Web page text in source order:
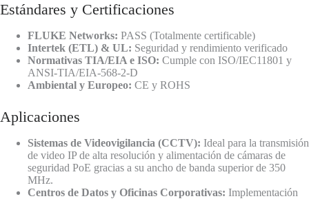
Estándares y Certificaciones
FLUKE Networks: PASS (Totalmente certificable)
Intertek (ETL) & UL: Seguridad y rendimiento verificado
Normativas TIA/EIA e ISO: Cumple con ISO/IEC11801 y
ANSI-TIA/EIA-568-2-D
Ambiental y Europeo: CE y ROHS
Aplicaciones
Sistemas de Videovigilancia (CCTV): Ideal para la transmisión
de video IP de alta resolución y alimentación de cámaras de
seguridad PoE gracias a su ancho de banda superior de 350
MHz.
Centros de Datos y Oficinas Corporativas: Implementación